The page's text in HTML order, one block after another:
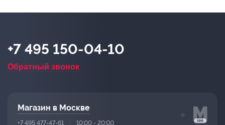
+7 495 150-04-10
Обратный звонок
Магазин в Москве
+7 495 477-47-61 10:00 - 20:00